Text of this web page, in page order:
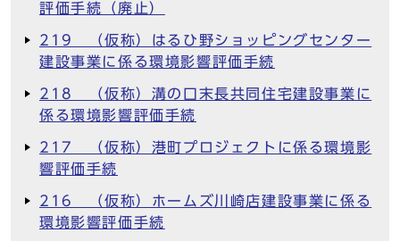
評価手続（廃止）
219 （仮称）はるひ野ショッピングセンター
建設事業に係る環境影響評価手続
218 （仮称）溝の口末長共同住宅建設事業に
係る環境影響評価手続
217 （仮称）港町プロジェクトに係る環境影
響評価手続
216 （仮称）ホームズ川崎店建設事業に係る
環境影響評価手続